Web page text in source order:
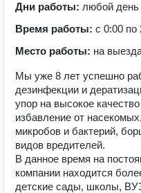
Дни работы: любой день
Время работы: с 0:00 по
Место работы: на
Мы уже 8 лет успешно
дезинфекции и
упор на высокое
избавление от
микробов и бактерий,
видов вредителей.
В данное время на
компании находится
детские сады, школы,